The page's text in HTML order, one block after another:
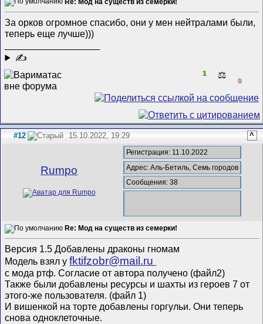
За орков огромное спасибо, они у мен нейтралами были,
теперь еще лучше)))
✍
1 ⚖️
0
#12 15.10.2022, 19:29 ^
Rumpo
Регистрация: 11.10.2022
Адрес: Аль-Бетиль, Семь городов
Сообщения: 38
Re: Мод на существ из семерки!
Версия 1.5 Добавлены драконы гномам
Модель взял уfktifzobr@mail.ru
с мода ртф. Согласие от автора получено (файл2)
Также были добавлены ресурсы и шахты из героев 7 от
этого-же пользователя. (файл 1)
И вишенкой на торте добавлены горгульи. Они теперь
снова одноклеточные.